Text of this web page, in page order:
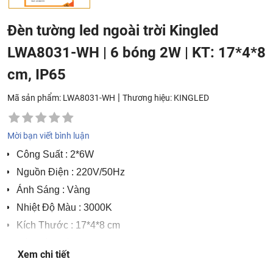
Đèn tường led ngoài trời Kingled
LWA8031-WH | 6 bóng 2W | KT: 17*4*8
cm, IP65
Mã sản phẩm: LWA8031-WH | Thương hiệu: KINGLED
Mời bạn viết bình luận
Công Suất: 2*6W
Nguồn Điện : 220V/50Hz
Ánh Sáng : Vàng
Nhiệt Độ Màu : 3000K
Kích Thước : 17*4*8 cm
Chất Liệu: Nhôm cao cấp
Xem chi tiết